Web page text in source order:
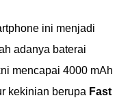
ini menjadi
adanya baterai
mencapai 4000 mAh
kekinian berupa Fast